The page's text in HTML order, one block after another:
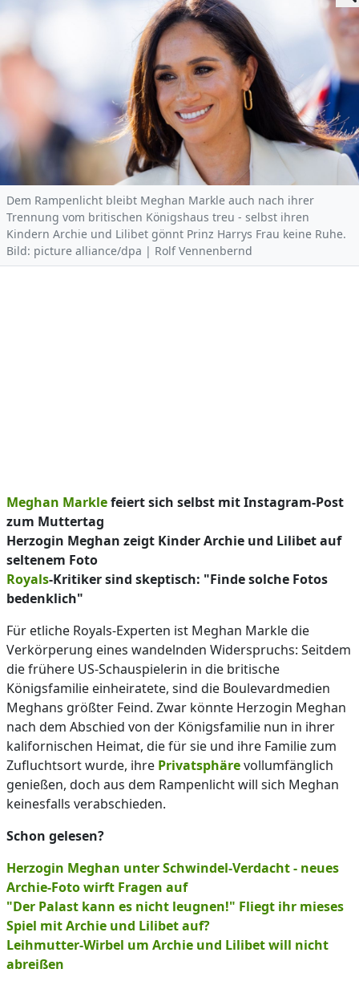
Dem Rampenlicht bleibt Meghan Markle auch nach ihrer
Trennung vom britischen Königshaus treu - selbst ihren
Kindern Archie und Lilibet gönnt Prinz Harrys Frau keine Ruhe.
Bild: picture alliance/dpa | Rolf Vennenbernd
Meghan Marklefeiert sich selbst mit Instagram-Post
zum Muttertag
Herzogin Meghan zeigt Kinder Archie und Lilibet auf
seltenem Foto
Royals-Kritiker sind skeptisch: "Finde solche Fotos
bedenklich"
Für etliche Royals-Experten ist Meghan Markle die
Verkörperung eines wandelnden Widerspruchs: Seitdem
die frühere US-Schauspielerin in die britische
Königsfamilie einheiratete, sind die Boulevardmedien
Meghans größter Feind. Zwar könnte Herzogin Meghan
nach dem Abschied von der Königsfamilie nun in ihrer
kalifornischen Heimat, die für sie und ihre Familie zum
Zufluchtsort wurde, ihre Privatsphärevollumfänglich
genießen, doch aus dem Rampenlicht will sich Meghan
keinesfalls verabschieden.
Schon gelesen?
Herzogin Meghan unter Schwindel-Verdacht - neues
Archie-Foto wirft Fragen auf
"Der Palast kann es nicht leugnen!" Fliegt ihr mieses
Spiel mit Archie und Lilibet auf?
Leihmutter-Wirbel um Archie und Lilibet will nicht
abreißen